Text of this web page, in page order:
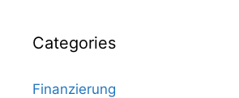
Categories
Finanzierung